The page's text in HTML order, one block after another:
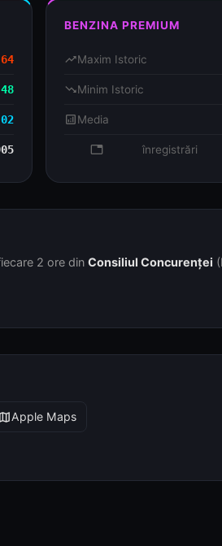
BENZINA PREMIUM
trending_upMaxim Istoric
trending_downMinim Istoric
analyticsMedia
database înregistrări
2 ore din Consiliul Concurenței
mapApple Maps